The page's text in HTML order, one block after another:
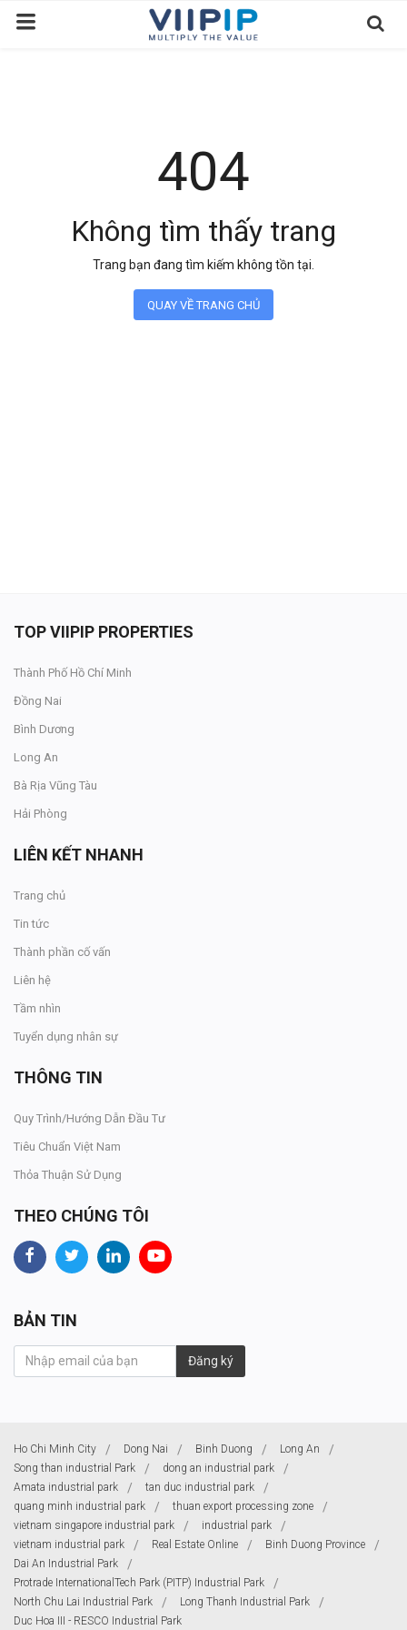
Tầm nhìn
Quy Trình/Hướng Dẫn Đầu Tư
404
Không tìm thấy trang
Trang bạn đang tìm kiếm không tồn tại.
QUAY VỀ TRANG CHỦ
TOP VIIPIP PROPERTIES
Thành Phố Hồ Chí Minh
Đồng Nai
Bình Dương
Long An
Bà Rịa Vũng Tàu
Hải Phòng
LIÊN KẾT NHANH
Trang chủ
Tin tức
Thành phần cố vấn
Liên hệ
Tầm nhìn
Tuyển dụng nhân sự
THÔNG TIN
Quy Trình/Hướng Dẫn Đầu Tư
Tiêu Chuẩn Việt Nam
Thỏa Thuận Sử Dụng
THEO CHÚNG TÔI
BẢN TIN
Đăng ký
Ho Chi Minh City Dong Nai Binh Duong
Long An
Song than industrial Park
dong an industrial park
Amata industrial park
tan duc industrial park
quang minh industrial park
thuan export processing zone
vietnam singapore industrial park
industrial park
vietnam industrial park
Real Estate Online
Binh Duong Province
Dai An Industrial Park
Protrade InternationalTech Park (PITP) Industrial Park
North Chu Lai Industrial Park
Long Thanh Industrial Park
Duc Hoa III - RESCO Industrial Park